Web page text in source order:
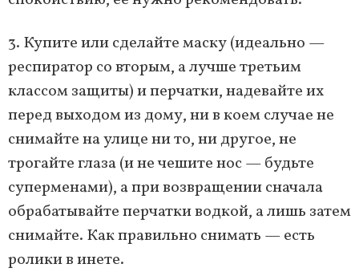
3. Купите или сделайте маску (идеально —
респиратор со вторым, а лучше третьим
классом защиты) и перчатки, надевайте их
перед выходом из дому, ни в коем случае не
снимайте на улице ни то, ни другое, не
трогайте глаза (и не чешите нос — будьте
суперменами), а при возвращении сначала
обрабатывайте перчатки водкой, а лишь затем
снимайте. Как правильно снимать — есть
ролики в инете.